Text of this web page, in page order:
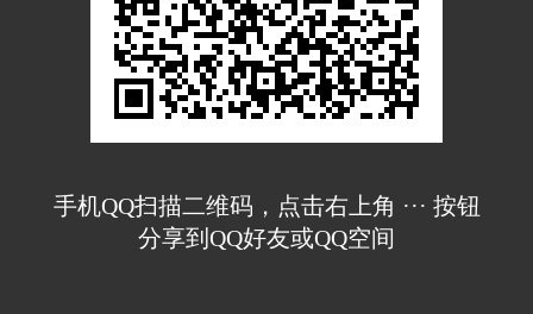
手机QQ扫描二维码，点击右上角 ··· 按钮
分享到QQ好友或QQ空间